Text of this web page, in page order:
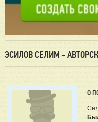
ЭСИЛОВ СЕЛИМ -
О